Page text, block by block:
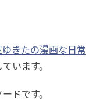
きたの漫画な日常
います。
ドです。